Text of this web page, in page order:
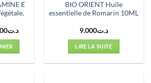
E
د.ت12.000.
د.تLe
BIO ORIENT Huile
essentielle de Romarin 10ML
د.ت9.000
LIRE LA SUITE